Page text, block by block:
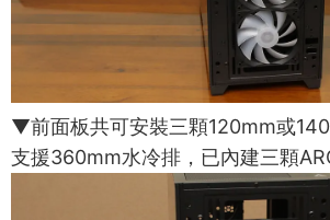
▼前面板共可安裝三顆120mm或
支援360mm水冷排，已內建三顆